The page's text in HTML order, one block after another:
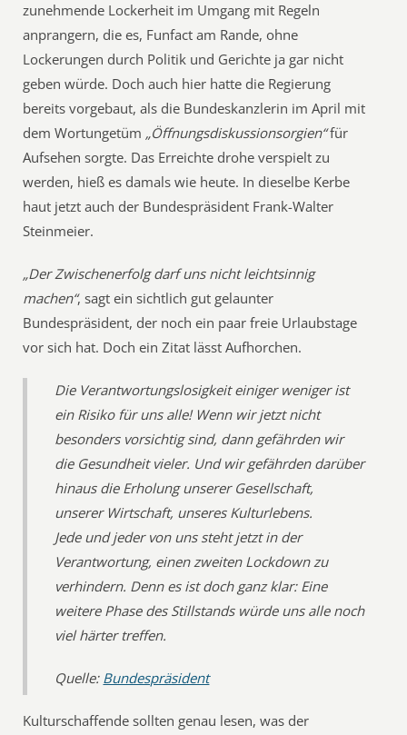
zunehmende Lockerheit im Umgang mit Regeln
anprangern, die es, Funfact am Rande, ohne
Lockerungen durch Politik und Gerichte ja gar nicht
geben würde. Doch auch hier hatte die Regierung
bereits vorgebaut, als die Bundeskanzlerin im April mit
dem Wortungetüm „Öffnungsdiskussionsorgien“für
Aufsehen sorgte. Das Erreichte drohe verspielt zu
werden, hieß es damals wie heute. In dieselbe Kerbe
haut jetzt auch der Bundespräsident Frank-Walter
Steinmeier.
„Der Zwischenerfolg darf uns nicht leichtsinnig
machen“, sagt ein sichtlich gut gelaunter
Bundespräsident, der noch ein paar freie Urlaubstage
vor sich hat. Doch ein Zitat lässt Aufhorchen.
Die Verantwortungslosigkeit einiger weniger ist
ein Risiko für uns alle! Wenn wir jetzt nicht
besonders vorsichtig sind, dann gefährden wir
die Gesundheit vieler. Und wir gefährden darüber
hinaus die Erholung unserer Gesellschaft,
unserer Wirtschaft, unseres Kulturlebens.
Jede und jeder von uns steht jetzt in der
Verantwortung, einen zweiten Lockdown zu
verhindern. Denn es ist doch ganz klar: Eine
weitere Phase des Stillstands würde uns alle noch
viel härter treffen.
Quelle: Bundespräsident
Kulturschaffende sollten genau lesen, was der